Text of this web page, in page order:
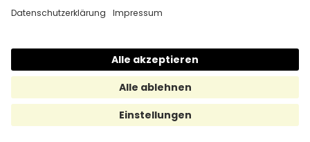
Rechtliches
Datenschutz